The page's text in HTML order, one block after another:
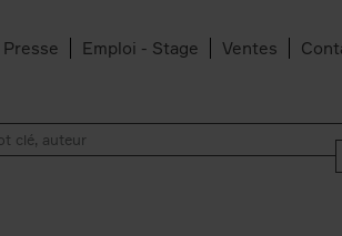
Presse Emploi - Stage Ventes